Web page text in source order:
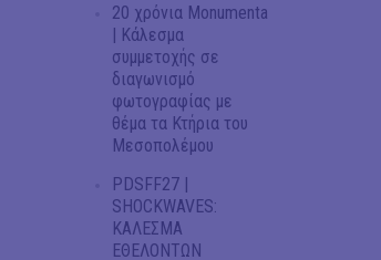
20 χρόνια Monumenta
| Κάλεσμα
συμμετοχής σε
διαγωνισμό
φωτογραφίας με
θέμα τα Κτήρια του
Μεσοπολέμου
PDSFF27 |
SHOCKWAVES:
ΚΑΛΕΣΜΑ
ΕΘΕΛΟΝΤΩΝ